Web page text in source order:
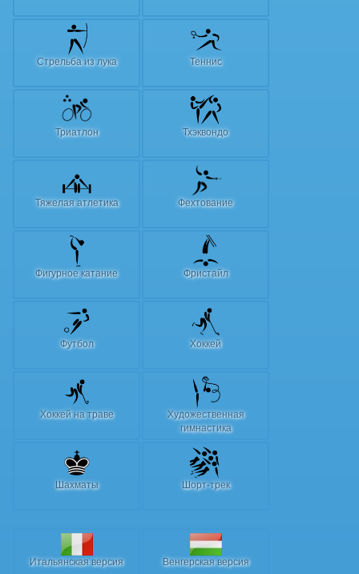
Стрельба из лука Теннис
Триатлон Тхэквондо
Тяжелая атлетика Фехтование
Фигурное катание Фристайл
Футбол Хоккей
Хоккей на траве
Художественная
гимнастика
Шахматы Шорт-трек
Итальянская версия Венгерская версия